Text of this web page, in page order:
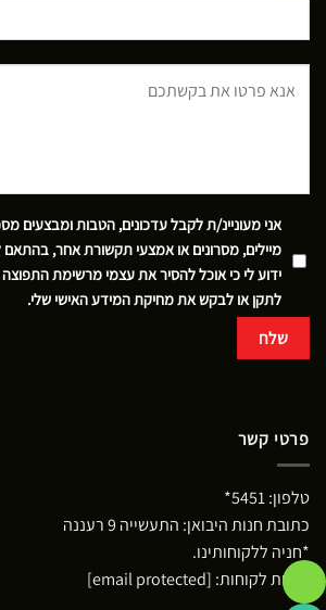
אני מעוניינ/ת לקבל עדכונים, הטבות ומבצעים
מיילים, מסרונים או אמצעי תקשורת אחר, בהתאם
ידוע לי כי אוכל להסיר את עצמי מרשימת התפוצה
לתקן או לבקש את מחיקת המידע האישי שלי.
פרטי קשר
טלפון:5451*
כתובת חנות היבואן: התעשייה 9 רעננה
*חניה ללקוחותינו.
שירות לקוחות: [email protected]